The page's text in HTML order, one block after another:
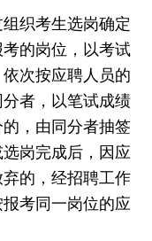
织考生选岗确定
的岗位，以考试
次按应聘人员的
者，以笔试成绩
，由同分者抽签
岗完成后，因应
的，经招聘工作
考同一岗位的应